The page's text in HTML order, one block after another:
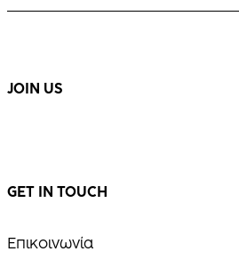
JOIN US
GET IN TOUCH
Επικοινωνία